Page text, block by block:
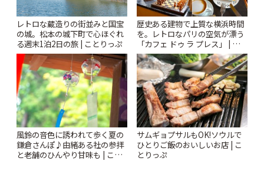
レトロな蔵造りの街並みと国宝
の城。松本の城下町で心ほぐれ
る週末1泊2日の旅 | ことりっぷ
歴史ある建物で上質な横浜時間
を。レトロなパリの空気が漂う
「カフェ ドゥ ラ プレス」 | こと
りっぷ
風鈴の音色に誘われて歩く夏の
鎌倉さんぽ♪由緒ある社の参拝
と老舗のひんやり甘味も | こと
サムギョプサルもOK!ソウルで
ひとりご飯のおいしいお店 | こ
とりっぷ